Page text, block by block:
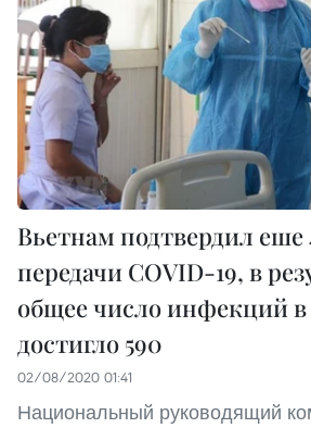
Вьетнам подтвердил
передачи COVID-19, в
общее число инфекций в
достигло 590
02/08/2020 01:41
Национальный руководящий